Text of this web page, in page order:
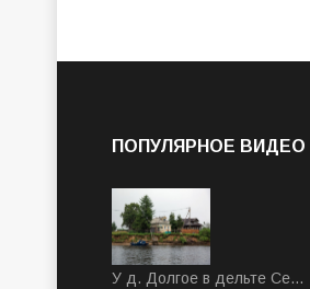
ПОПУЛЯРНОЕ ВИДЕО
У д. Долгое в дельте Се…